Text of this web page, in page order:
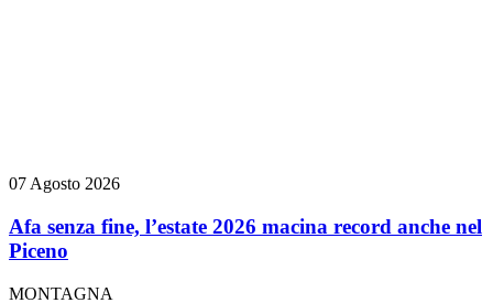
07 Agosto 2026
Afa senza fine, l’estate 2026 macina record anche nel
Piceno
MONTAGNA